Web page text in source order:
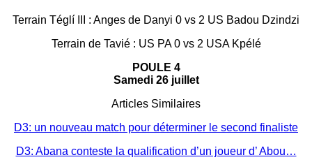
Terrain Téglí III : Anges de Danyi 0 vs 2 US Badou Dzindzi
Terrain de Tavié : US PA 0 vs 2 USA Kpélé
POULE 4
Samedi 26 juillet
Articles Similaires
D3: un nouveau match pour déterminer le second finaliste
D3: Abana conteste la qualification d’un joueur d’ Abou…